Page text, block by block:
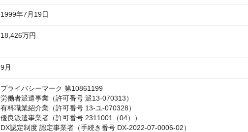
1999年7月19日
18,426万円
9月
プライバシーマーク 第10861199
労働者派遣事業（許可番号 派13-070313）
有料職業紹介業（許可番号 13-ユ-070328）
優良派遣事業者（許可番号 2311001（04））
DX認定制度 認定事業者（手続き番号 DX-2022-07-0006-02）